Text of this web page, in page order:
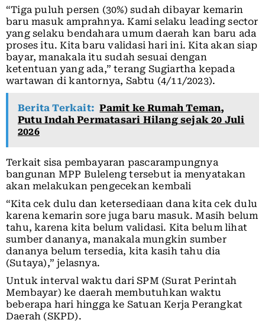
“Tiga puluh persen (30%) sudah dibayar kemarin
baru masuk amprahnya. Kami selaku leading sector
yang selaku bendahara umum daerah kan baru ada
proses itu. Kita baru validasi hari ini. Kita akan siap
bayar, manakala itu sudah sesuai dengan
ketentuan yang ada,” terang Sugiartha kepada
wartawan di kantornya, Sabtu (4/11/2023).
Berita Terkait: Pamit ke Rumah Teman,
Putu Indah Permatasari Hilang sejak 20 Juli
2026
Terkait sisa pembayaran pascarampungnya
bangunan MPP Buleleng tersebut ia menyatakan
akan melakukan pengecekan kembali
“Kita cek dulu dan ketersediaan dana kita cek dulu
karena kemarin sore juga baru masuk. Masih belum
tahu, karena kita belum validasi. Kita belum lihat
sumber dananya, manakala mungkin sumber
dananya belum tersedia, kita kasih tahu dia
(Sutaya),” jelasnya.
Untuk interval waktu dari SPM (Surat Perintah
Membayar) ke daerah membutuhkan waktu
beberapa hari hingga ke Satuan Kerja Perangkat
Daerah (SKPD).